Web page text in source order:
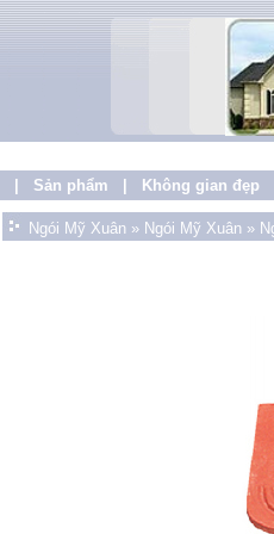
Sản phẩm Không gian đẹp
Ngói Mỹ Xuân » Ngói Mỹ Xuân »